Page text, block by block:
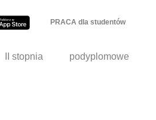
PRACA dla studentów
II stopnia podyplomowe